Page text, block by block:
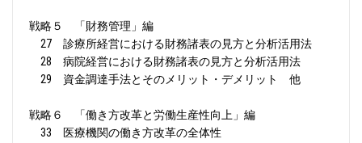
戦略５ 「財務管理」編
27 診療所経営における財務諸表の見方と分析活用法
28 病院経営における財務諸表の見方と分析活用法
29 資金調達手法とそのメリット・デメリット 他
戦略６ 「働き方改革と労働生産性向上」編
33 医療機関の働き方改革の全体性